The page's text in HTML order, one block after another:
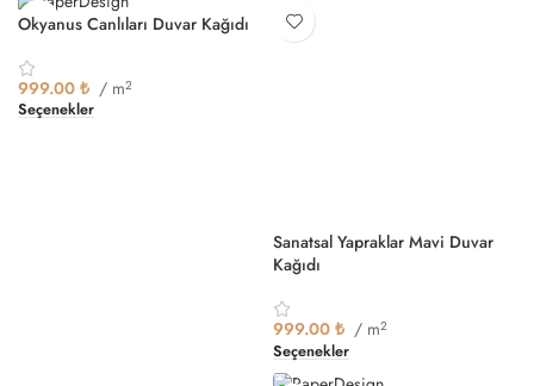
Okyanus Canlıları Duvar Kağıdı
999.00 ₺ / m2
Seçenekler
Sanatsal Yapraklar Mavi Duvar
Kağıdı
999.00 ₺ / m2
Seçenekler